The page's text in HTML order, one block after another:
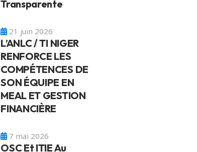
Transparente
21 juin 2026
L’ANLC / TI NIGER
RENFORCE LES
COMPÉTENCES DE
SON ÉQUIPE EN
MEAL ET GESTION
FINANCIÈRE
7 mai 2026
OSC Et ITIE Au